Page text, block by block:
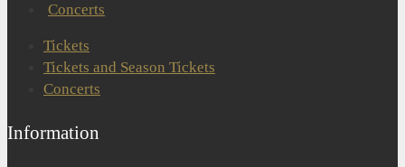
Concerts
Tickets
Tickets and Season Tickets
Concerts
Information